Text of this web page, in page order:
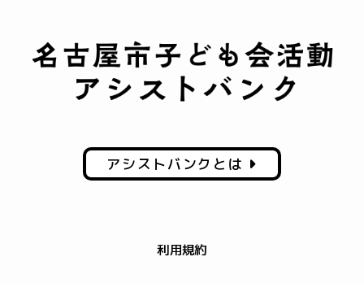
アシストバンクとは
利用規約